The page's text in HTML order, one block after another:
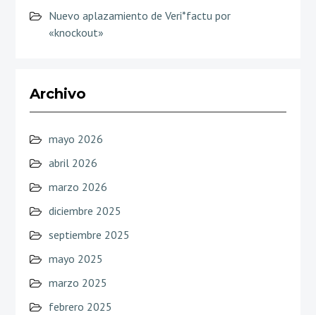
Nuevo aplazamiento de Veri*factu por
«knockout»
Archivo
mayo 2026
abril 2026
marzo 2026
diciembre 2025
septiembre 2025
mayo 2025
marzo 2025
febrero 2025